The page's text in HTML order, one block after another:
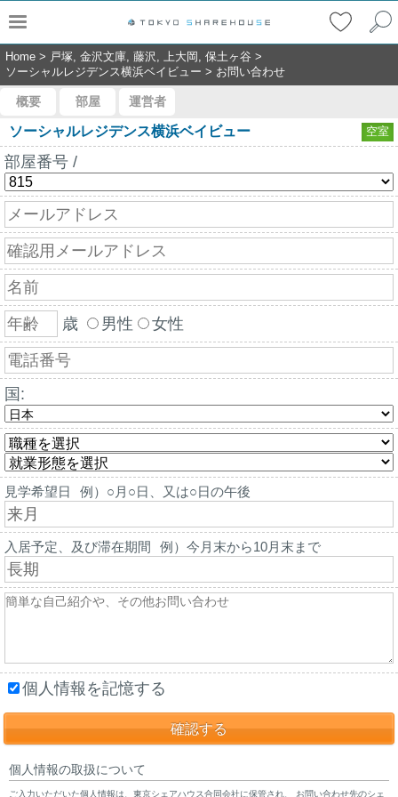
Home > 戸塚, 金沢文庫, 藤沢, 上大岡, 保土ヶ谷 >
ソーシャルレジデンス横浜ベイビュー > お問い合わせ
概要 部屋 運営者
ソーシャルレジデンス横浜ベイビュー 空室
部屋番号 /
歳 男性 女性
国:
見学希望日 例）○月○日、又は○日の午後
入居予定、及び滞在期間 例）今月末から10月末まで
個人情報を記憶する
個人情報の取扱について
ご入力いただいた個人情報は、東京シェアハウス合同会社に保管され、 お問い合わせ先のシェ